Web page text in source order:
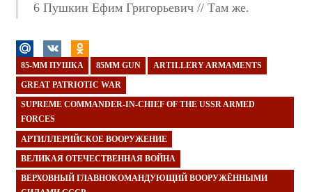
6 Пушкин Ефим Григорьевич // Там же.
85-ММ ПУШКА 85MM GUN ARTILLERY ARMAMENTS
GREAT PATRIOTIC WAR
SUPREME COMMANDER-IN-CHIEF OF THE USSR ARMED
FORCES
АРТИЛЛЕРИЙСКОЕ ВООРУЖЕНИЕ
ВЕЛИКАЯ ОТЕЧЕСТВЕННАЯ ВОЙНА
ВЕРХОВНЫЙ ГЛАВНОКОМАНДУЮЩИЙ ВООРУЖЁННЫМИ